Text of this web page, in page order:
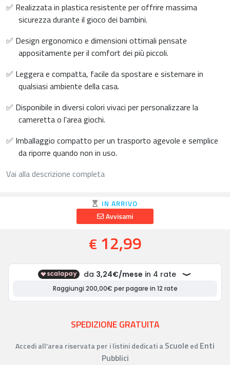
✅ Realizzata in plastica resistente per offrire massima
sicurezza durante il gioco dei bambini.
✅ Design ergonomico e dimensioni ottimali pensate
appositamente per il comfort dei più piccoli.
✅ Leggera e compatta, facile da spostare e sistemare in
qualsiasi ambiente della casa.
✅ Disponibile in diversi colori vivaci per personalizzare la
cameretta o l'area giochi.
✅ Imballaggio compatto per un trasporto agevole e semplice
da riporre quando non in uso.
Vai alla descrizione completa
IN ARRIVO
Avvisami
€ 12,99
SPEDIZIONE GRATUITA
Accedi all’area riservata per i listini dedicati a Scuoleed Enti
Pubblici